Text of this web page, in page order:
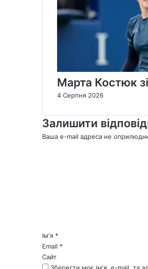
Марта Костюк
4 Серпня 2026
Залишити
Ваша e-mail адреса не
*Ім'я *
Email *
Сайт